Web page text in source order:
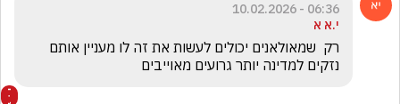
06:36 - 10.02.2026
י.א א
נזקים למדינה יותר גרועים מאוייבים